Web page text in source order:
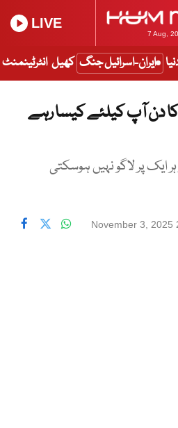
7 Aug,
LIVE
ایران-اسرائیل جنگ کھیل انٹرٹینمنٹ
کا دن آپ کیلئے کیسا رہے
ایک پر لاگو نہیں ہوسکتی
November 3, 2025